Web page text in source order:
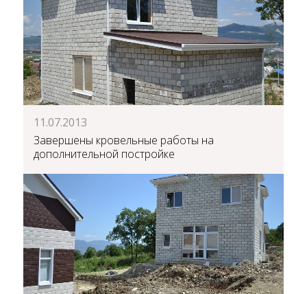
11.07.2013
Завершены кровельные работы на
дополнительной постройке